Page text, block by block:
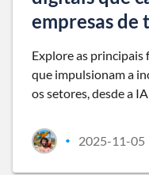
empresas de
Explore as principais
que impulsionam a
os setores, desde a
• 2025-11-05